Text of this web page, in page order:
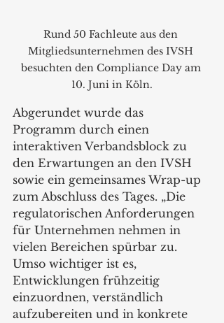
Rund 50 Fachleute aus den
Mitgliedsunternehmen des IVSH
besuchten den Compliance Day am
10. Juni in Köln.
Abgerundet wurde das
Programm durch einen
interaktiven Verbandsblock zu
den Erwartungen an den IVSH
sowie ein gemeinsames Wrap-up
zum Abschluss des Tages. „Die
regulatorischen Anforderungen
für Unternehmen nehmen in
vielen Bereichen spürbar zu.
Umso wichtiger ist es,
Entwicklungen frühzeitig
einzuordnen, verständlich
aufzubereiten und in konkrete